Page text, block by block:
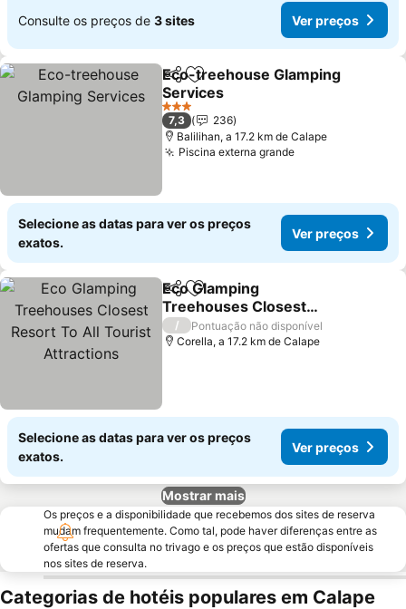
Consulte os preços de 3 sites Ver preços
PartilharAdicionar aos favoritos
Eco-treehouse Glamping
Services
Ver preços
3 Estrelas
7,3
236
Balilihan, a 17.2 km de Calape
Piscina externa grandeVer preços
Selecione as datas para ver os preços
exatos.
Ver preços
PartilharAdicionar aos favoritos
Eco Glamping
Treehouses Closest
Resort To All Tourist
Attractions
Ver preços
/
Pontuação não disponível
Corella, a 17.2 km de Calape
Selecione as datas para ver os preços
exatos.
Ver preços
Mostrar mais
Os preços e a disponibilidade que recebemos dos sites de reserva
mudam frequentemente. Como tal, pode haver diferenças entre as
ofertas que consulta no trivago e os preços que estão disponíveis
nos sites de reserva.
Categorias de hotéis populares em Calape